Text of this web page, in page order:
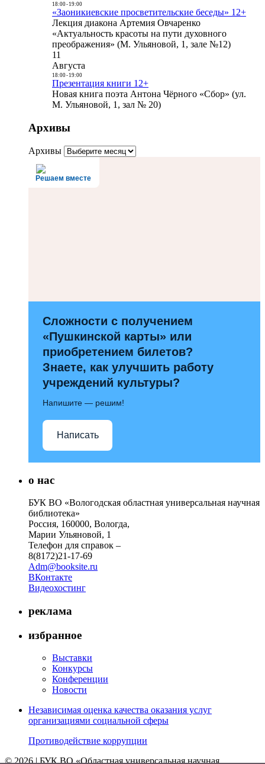
18:00- 19:00
«Заоникиевские просветительские беседы» 12+
Лекция диакона Артемия Овчаренко
«Актуальность красоты на пути духовного
преображения» (М. Ульяновой, 1, зале №12)
11
Августа
18:00- 19:00
Презентация книги 12+
Новая книга поэта Антона Чёрного «Сбор» (ул.
М. Ульяновой, 1, зал № 20)
Архивы
Архивы
Решаем вместе
Сложности с получением
«Пушкинской карты» или
приобретением билетов?
Знаете, как улучшить работу
учреждений культуры?
Напишите — решим!
Написать
о нас
БУК ВО «Вологодская областная универсальная научная
библиотека»
Россия, 160000, Вологда,
Марии Ульяновой, 1
Телефон для справок –
8(8172)21-17-69
Adm@booksite.ru
ВКонтакте
Видеохостинг
реклама
избранное
Выставки
Конкурсы
Конференции
Новости
Независимая оценка качества оказания услуг
организациями социальной сферы
Противодействие коррупции
© 2026 | БУК ВО «Областная универсальная научная